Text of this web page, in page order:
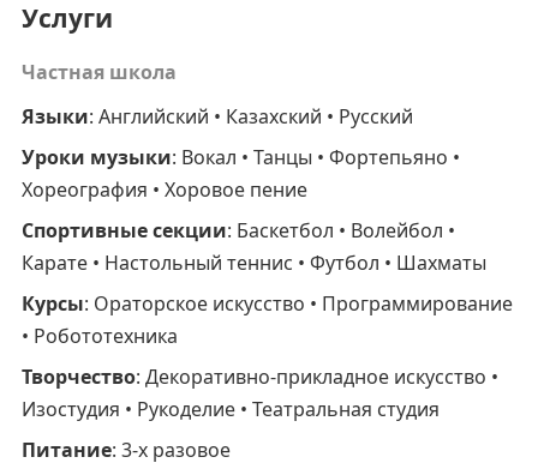
Услуги
Частная школа
Языки: Английский • Казахский • Русский
Уроки музыки: Вокал • Танцы • Фортепьяно •
Хореография • Хоровое пение
Спортивные секции: Баскетбол • Волейбол •
Карате • Настольный теннис • Футбол • Шахматы
Курсы: Ораторское искусство • Программирование
• Робототехника
Творчество: Декоративно-прикладное искусство •
Изостудия • Рукоделие • Театральная студия
Питание: 3-х разовое